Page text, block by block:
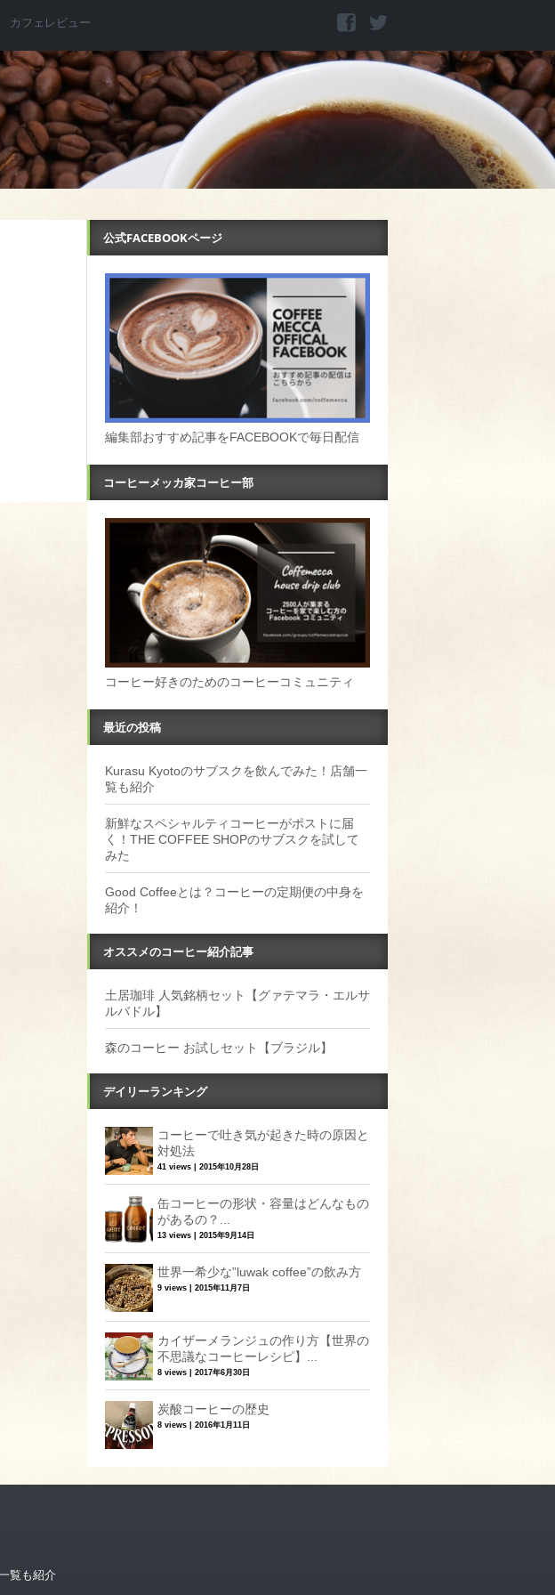
カフェレビュー
公式FACEBOOKページ
編集部おすすめ記事をFACEBOOKで毎日配信
コーヒーメッカ家コーヒー部
コーヒー好きのためのコーヒーコミュニティ
最近の投稿
Kurasu Kyotoのサブスクを飲んでみた！店舗一
覧も紹介
新鮮なスペシャルティコーヒーがポストに届
く！THE COFFEE SHOPのサブスクを試して
みた
Good Coffeeとは？コーヒーの定期便の中身を
紹介！
オススメのコーヒー紹介記事
土居珈琲 人気銘柄セット【グァテマラ・エルサ
ルバドル】
森のコーヒー お試しセット【ブラジル】
デイリーランキング
コーヒーで吐き気が起きた時の原因と
対処法
41 views 2015年10月28日
缶コーヒーの形状・容量はどんなもの
があるの？...
13 views 2015年9月14日
世界一希少な”luwak coffee”の飲み方
9 views 2015年11月7日
カイザーメランジュの作り方【世界の
不思議なコーヒーレシピ】...
8 views 2017年6月30日
炭酸コーヒーの歴史
8 views 2016年1月11日
覧も紹介